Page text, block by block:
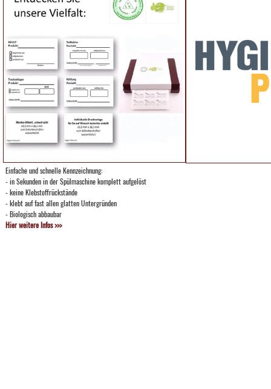
Einfache und schnelle Kennzeichnung:
- in Sekunden in der Spülmaschine komplett aufgelöst
- keine Klebstoffrückstände
- klebt auf fast allen glatten Untergründen
- Biologisch abbaubar
Hier weitere Infos >>>